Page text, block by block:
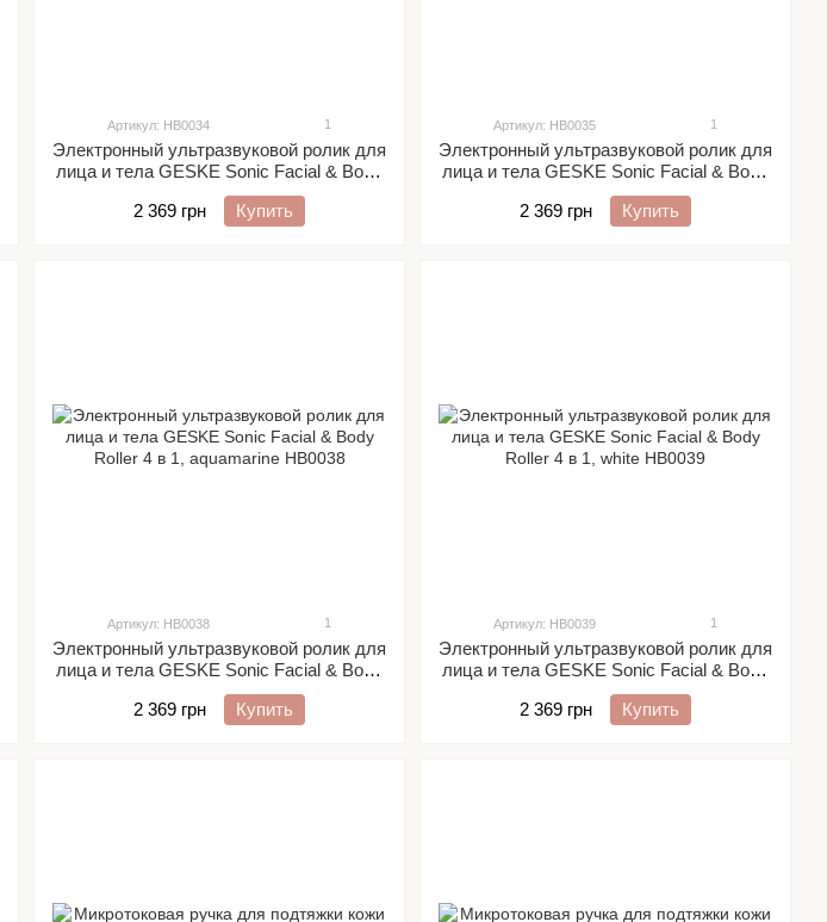
Артикул: HB0034 1
Электронный ультразвуковой ролик для
лица и тела GESKE Sonic Facial & Body
Roller 4 в 1, violet
2 369 грн
Купить
Артикул: HB0035 1
Электронный ультразвуковой ролик для
лица и тела GESKE Sonic Facial & Body
Roller 4 в 1, black
2 369 грн
Купить
Артикул: HB0038 1
Электронный ультразвуковой ролик для
лица и тела GESKE Sonic Facial & Body
Roller 4 в 1, aquamarine
2 369 грн
Купить
Артикул: HB0039 1
Электронный ультразвуковой ролик для
лица и тела GESKE Sonic Facial & Body
Roller 4 в 1, white
2 369 грн
Купить